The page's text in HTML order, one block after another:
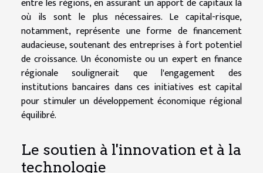
où ils sont le plus nécessaires. Le capital-risque,
notamment, représente une forme de financement
audacieuse, soutenant des entreprises à fort potentiel
de croissance. Un économiste ou un expert en finance
régionale soulignerait que l'engagement des
institutions bancaires dans ces initiatives est capital
pour stimuler un développement économique régional
équilibré.
Le soutien à l'innovation et à la
technologie